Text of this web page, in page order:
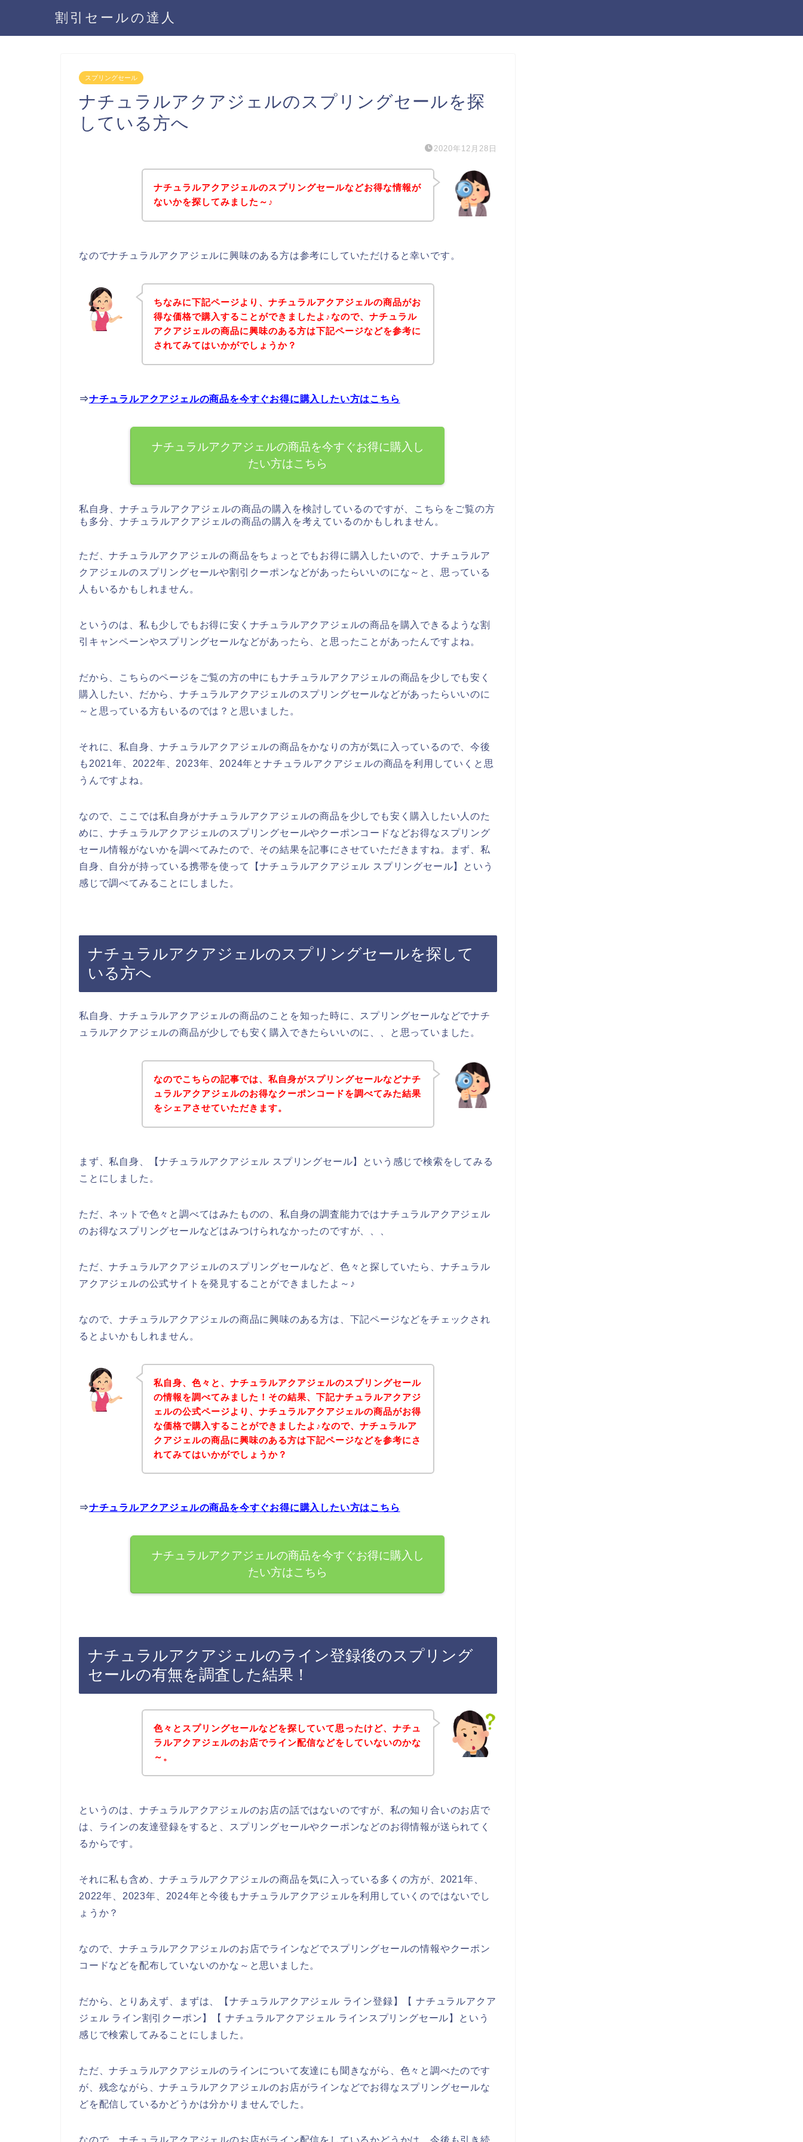
割引セールの達人
スプリングセール
ナチュラルアクアジェルのスプリングセールを探
している方へ
2020年12月28日
ナチュラルアクアジェルのスプリングセールなどお得な情報が
ないかを探してみました～♪
なのでナチュラルアクアジェルに興味のある方は参考にしていただけると幸いです。
ちなみに下記ページより、ナチュラルアクアジェルの商品がお
得な価格で購入することができましたよ♪なので、ナチュラル
アクアジェルの商品に興味のある方は下記ページなどを参考に
されてみてはいかがでしょうか？
⇒ナチュラルアクアジェルの商品を今すぐお得に購入したい方はこちら
ナチュラルアクアジェルの商品を今すぐお得に購入し
たい方はこちら
私自身、ナチュラルアクアジェルの商品の購入を検討しているのですが、こちらをご覧の方
も多分、ナチュラルアクアジェルの商品の購入を考えているのかもしれません。
ただ、ナチュラルアクアジェルの商品をちょっとでもお得に購入したいので、ナチュラルア
クアジェルのスプリングセールや割引クーポンなどがあったらいいのにな～と、思っている
人もいるかもしれません。
というのは、私も少しでもお得に安くナチュラルアクアジェルの商品を購入できるような割
引キャンペーンやスプリングセールなどがあったら、と思ったことがあったんですよね。
だから、こちらのページをご覧の方の中にもナチュラルアクアジェルの商品を少しでも安く
購入したい、だから、ナチュラルアクアジェルのスプリングセールなどがあったらいいのに
～と思っている方もいるのでは？と思いました。
それに、私自身、ナチュラルアクアジェルの商品をかなりの方が気に入っているので、今後
も2021年、2022年、2023年、2024年とナチュラルアクアジェルの商品を利用していくと思
うんですよね。
なので、ここでは私自身がナチュラルアクアジェルの商品を少しでも安く購入したい人のた
めに、ナチュラルアクアジェルのスプリングセールやクーポンコードなどお得なスプリング
セール情報がないかを調べてみたので、その結果を記事にさせていただきますね。まず、私
自身、自分が持っている携帯を使って【ナチュラルアクアジェル スプリングセール】という
感じで調べてみることにしました。
ナチュラルアクアジェルのスプリングセールを探して
いる方へ
私自身、ナチュラルアクアジェルの商品のことを知った時に、スプリングセールなどでナチ
ュラルアクアジェルの商品が少しでも安く購入できたらいいのに、、と思っていました。
なのでこちらの記事では、私自身がスプリングセールなどナチ
ュラルアクアジェルのお得なクーポンコードを調べてみた結果
をシェアさせていただきます。
まず、私自身、【ナチュラルアクアジェル スプリングセール】という感じで検索をしてみる
ことにしました。
ただ、ネットで色々と調べてはみたものの、私自身の調査能力ではナチュラルアクアジェル
のお得なスプリングセールなどはみつけられなかったのですが、、、
ただ、ナチュラルアクアジェルのスプリングセールなど、色々と探していたら、ナチュラル
アクアジェルの公式サイトを発見することができましたよ～♪
なので、ナチュラルアクアジェルの商品に興味のある方は、下記ページなどをチェックされ
るとよいかもしれません。
私自身、色々と、ナチュラルアクアジェルのスプリングセール
の情報を調べてみました！その結果、下記ナチュラルアクアジ
ェルの公式ページより、ナチュラルアクアジェルの商品がお得
な価格で購入することができましたよ♪なので、ナチュラルア
クアジェルの商品に興味のある方は下記ページなどを参考にさ
れてみてはいかがでしょうか？
⇒ナチュラルアクアジェルの商品を今すぐお得に購入したい方はこちら
ナチュラルアクアジェルの商品を今すぐお得に購入し
たい方はこちら
ナチュラルアクアジェルのライン登録後のスプリング
セールの有無を調査した結果！
色々とスプリングセールなどを探していて思ったけど、ナチュ
ラルアクアジェルのお店でライン配信などをしていないのかな
～。
というのは、ナチュラルアクアジェルのお店の話ではないのですが、私の知り合いのお店で
は、ラインの友達登録をすると、スプリングセールやクーポンなどのお得情報が送られてく
るからです。
それに私も含め、ナチュラルアクアジェルの商品を気に入っている多くの方が、2021年、
2022年、2023年、2024年と今後もナチュラルアクアジェルを利用していくのではないでし
ょうか？
なので、ナチュラルアクアジェルのお店でラインなどでスプリングセールの情報やクーポン
コードなどを配布していないのかな～と思いました。
だから、とりあえず、まずは、【ナチュラルアクアジェル ライン登録】【 ナチュラルアクア
ジェル ライン割引クーポン】【 ナチュラルアクアジェル ラインスプリングセール】という
感じで検索してみることにしました。
ただ、ナチュラルアクアジェルのラインについて友達にも聞きながら、色々と調べたのです
が、残念ながら、ナチュラルアクアジェルのお店がラインなどでお得なスプリングセールな
どを配信しているかどうかは分かりませんでした。